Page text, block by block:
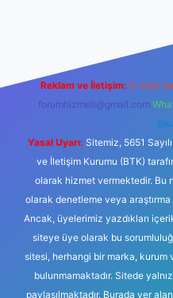
Reklam ve İletişim: E-mail:
forumhizmeti@gmail.com
Yasal Uyarı: Sitemiz, 5651
ve İletişim Kurumu (BTK)
olarak hizmet vermektedir. Bu
olarak denetleme veya
Ancak, üyelerimiz yazdıkları
siteye üye olarak bu
sitesi, herhangi bir marka, kurum
bulunmamaktadır. Sitede
paylaşılmaktadır. Burada yer